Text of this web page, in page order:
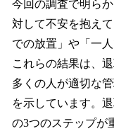
今回の調査で明ら
対して不安を抱え
での放置」や「一
これらの結果は、
多くの人が適切な
を示しています。
の3つのステップが